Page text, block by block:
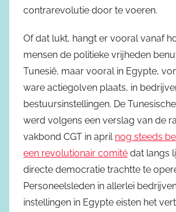
contrarevolutie door te voeren.
Of dat lukt, hangt er vooral vanaf
mensen de politieke vrijheden
Tunesië, maar vooral in Egypte,
ware actiegolven plaats, in
bestuursinstellingen. De
werd volgens een verslag van de
vakbond CGT in april nog steeds
een revolutionair comité dat langs
directe democratie trachtte te
Personeelsleden in allerlei
instellingen in Egypte eisten het